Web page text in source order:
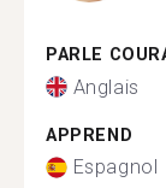
PARLE
Anglais
APPREND
Espagnol